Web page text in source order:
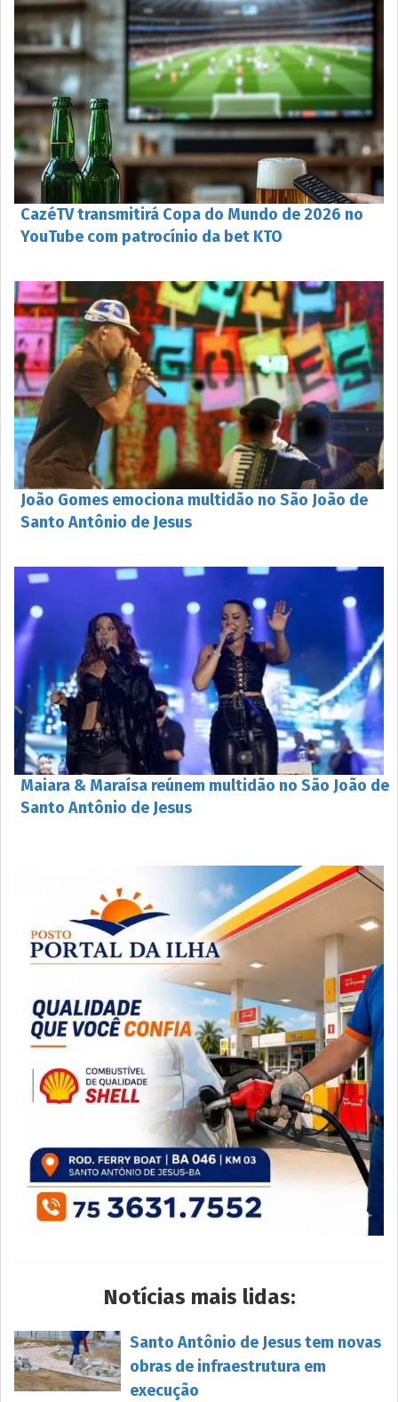
CazéTV transmitirá Copa do Mundo de 2026 no
YouTube com patrocínio da bet KTO
João Gomes emociona multidão no São João de
Santo Antônio de Jesus
Maiara & Maraísa reúnem multidão no São João de
Santo Antônio de Jesus
Notícias mais lidas:
Santo Antônio de Jesus tem novas
obras de infraestrutura em
execução